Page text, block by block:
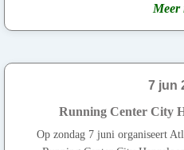
Meer
7 jun
Running Center City
Op zondag 7 juni organiseert